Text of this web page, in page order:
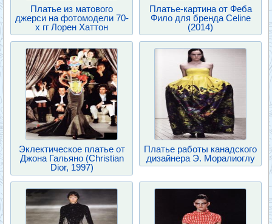
Платье из матового
джерси на фотомодели 70-
х гг Лорен Хаттон
Платье-картина от Феба
Фило для бренда Celine
(2014)
Эклектическое платье от
Джона Гальяно (Christian
Dior, 1997)
Платье работы канадского
дизайнера Э. Моралиоглу